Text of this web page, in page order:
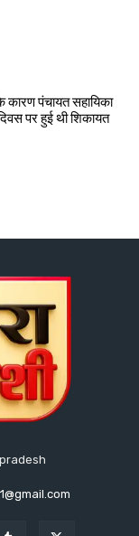
पंचायत सहायिका
पर हुई थी शिकायत